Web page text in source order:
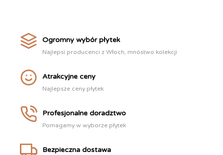
Ogromny wybór płytek
Najlepsi producenci z Włoch, mnóstwo kolekcji
Atrakcyjne ceny
Najlepsze ceny płytek
Profesjonalne doradztwo
Pomagamy w wyborze płytek
Bezpieczna dostawa